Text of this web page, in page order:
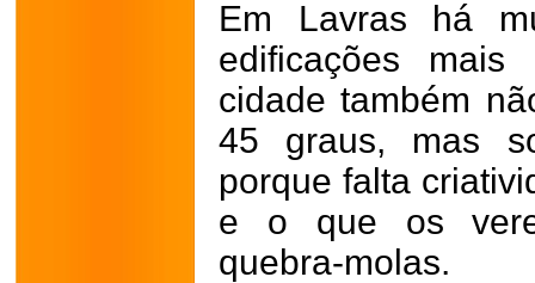
Em Lavras há
edificações
cidade também
45 graus, mas
porque falta
e o que os
quebra-molas.